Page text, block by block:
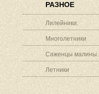
РАЗНОЕ
Лилейники.
Многолетники
Саженцы малины.
Летники